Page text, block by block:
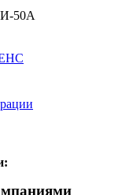
И-50А